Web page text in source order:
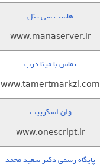
هاست سی پنل
www.manaserver.ir
تماس با مینا درب
www.tamertmarkzi.com
وان اسکریپت
www.onescript.ir
پایگاه رسمی دکتر سعید محمد